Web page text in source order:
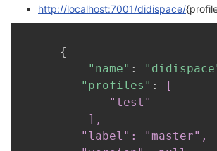
http://localhost:7001/didispace/
{
"name" :
"profiles" :
[
             "test"
          ],
         "label": "master",